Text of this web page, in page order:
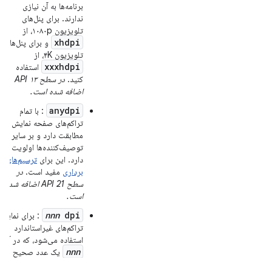
برنامه‌ها به آن نیازی
ندارند. برای پنل‌های
تلویزیون ۱۰۸۰p، از
xhdpi
و برای پنل‌های
تلویزیون ۴K، از
xxxhdpi
استفاده
کنید.
در سطح API ۱۳
اضافه شده است.
anydpi : با تمام
تراکم‌های صفحه نمایش
مطابقت دارد و بر سایر
توصیف‌کننده‌ها اولویت
دارد. این برای ترسیم‌های
برداری مفید است. در
سطح API 21 اضافه شده
است.
nnndpi
: برای نمایش
تراکم‌های غیراستاندارد
استفاده می‌شود، که در آن
nnn
یک عدد صحیح